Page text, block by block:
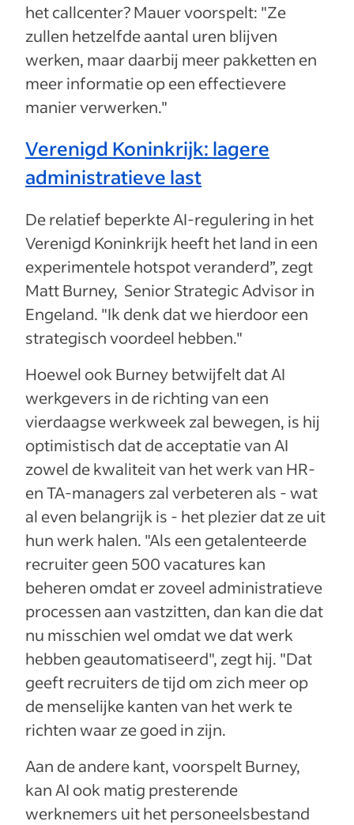
het callcenter? Mauer voorspelt: "Ze
zullen hetzelfde aantal uren blijven
werken, maar daarbij meer pakketten en
meer informatie op een effectievere
manier verwerken."
Verenigd Koninkrijk: lagere
administratieve last
De relatief beperkte AI-regulering in het
Verenigd Koninkrijk heeft het land in een
experimentele hotspot veranderd”, zegt
Matt Burney, Senior Strategic Advisor in
Engeland. "Ik denk dat we hierdoor een
strategisch voordeel hebben."
Hoewel ook Burney betwijfelt dat AI
werkgevers in de richting van een
vierdaagse werkweek zal bewegen, is hij
optimistisch dat de acceptatie van AI
zowel de kwaliteit van het werk van HR-
en TA-managers zal verbeteren als - wat
al even belangrijk is - het plezier dat ze uit
hun werk halen. "Als een getalenteerde
recruiter geen 500 vacatures kan
beheren omdat er zoveel administratieve
processen aan vastzitten, dan kan die dat
nu misschien wel omdat we dat werk
hebben geautomatiseerd", zegt hij. "Dat
geeft recruiters de tijd om zich meer op
de menselijke kanten van het werk te
richten waar ze goed in zijn.
Aan de andere kant, voorspelt Burney,
kan AI ook matig presterende
werknemers uit het personeelsbestand